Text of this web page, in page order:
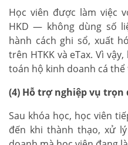
Học viên được làm việc
HKD — không dùng số
hành cách ghi sổ, xuất
trên HTKK và eTax. Vì
toán hộ kinh doanh cá
(4) Hỗ trợ nghiệp vụ
Sau khóa học, học viên
đến khi thành thạo, xử